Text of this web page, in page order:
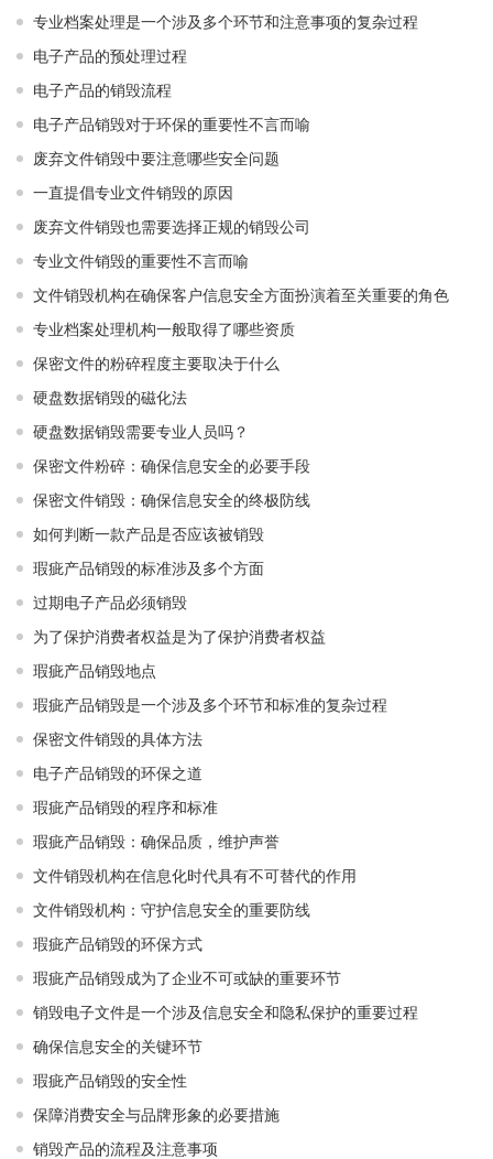
专业档案处理是一个涉及多个环节和注意事项的复杂过程
电子产品的预处理过程
电子产品的销毁流程
电子产品销毁对于环保的重要性不言而喻
废弃文件销毁中要注意哪些安全问题
一直提倡专业文件销毁的原因
废弃文件销毁也需要选择正规的销毁公司
专业文件销毁的重要性不言而喻
文件销毁机构在确保客户信息安全方面扮演着至关重要的角色
专业档案处理机构一般取得了哪些资质
保密文件的粉碎程度主要取决于什么
硬盘数据销毁的磁化法
硬盘数据销毁需要专业人员吗？
保密文件粉碎：确保信息安全的必要手段
保密文件销毁：确保信息安全的终极防线
如何判断一款产品是否应该被销毁
瑕疵产品销毁的标准涉及多个方面
过期电子产品必须销毁
为了保护消费者权益是为了保护消费者权益
瑕疵产品销毁地点
瑕疵产品销毁是一个涉及多个环节和标准的复杂过程
保密文件销毁的具体方法
电子产品销毁的环保之道
瑕疵产品销毁的程序和标准
瑕疵产品销毁：确保品质，维护声誉
文件销毁机构在信息化时代具有不可替代的作用
文件销毁机构：守护信息安全的重要防线
瑕疵产品销毁的环保方式
瑕疵产品销毁成为了企业不可或缺的重要环节
销毁电子文件是一个涉及信息安全和隐私保护的重要过程
确保信息安全的关键环节
瑕疵产品销毁的安全性
保障消费安全与品牌形象的必要措施
销毁产品的流程及注意事项